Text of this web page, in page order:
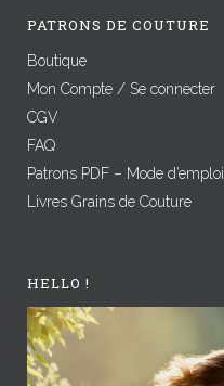
PATRONS DE COUTURE
Boutique
Mon Compte / Se connecter
CGV
FAQ
Patrons PDF – Mode d’emploi
Livres Grains de Couture
HELLO !